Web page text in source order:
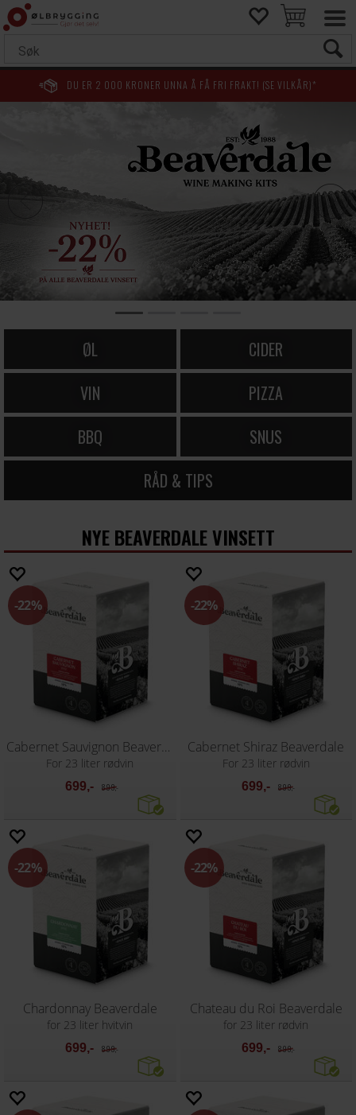
DU ER 2 000 KRONER UNNA Å FÅ FRI FRAKT! (SE VILKÅR)*
Espetosul Rotisserie
Se produktet og alt tilbehør her
ØL
CIDER
VIN
PIZZA
BBQ
SNUS
RÅD & TIPS
NYE BEAVERDALE VINSETT
22%
Cabernet Sauvignon Beaverdale
For 23 liter rødvin
699,- 899,-
22%
Cabernet Shiraz Beaverdale
For 23 liter rødvin
699,- 899,-
22%
Chardonnay Beaverdale
for 23 liter hvitvin
699,- 899,-
22%
Chateau du Roi Beaverdale
for 23 liter rødvin
699,- 899,-